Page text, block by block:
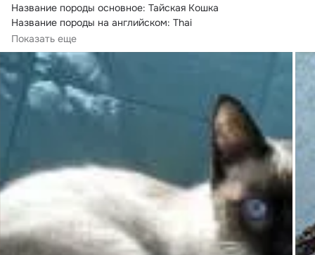
Название породы основное: Тайская Кошка
Название породы на английском: Thai
Стандарт: THA
Группа: Сиамские \ ориентальные короткошерстные
Показать еще